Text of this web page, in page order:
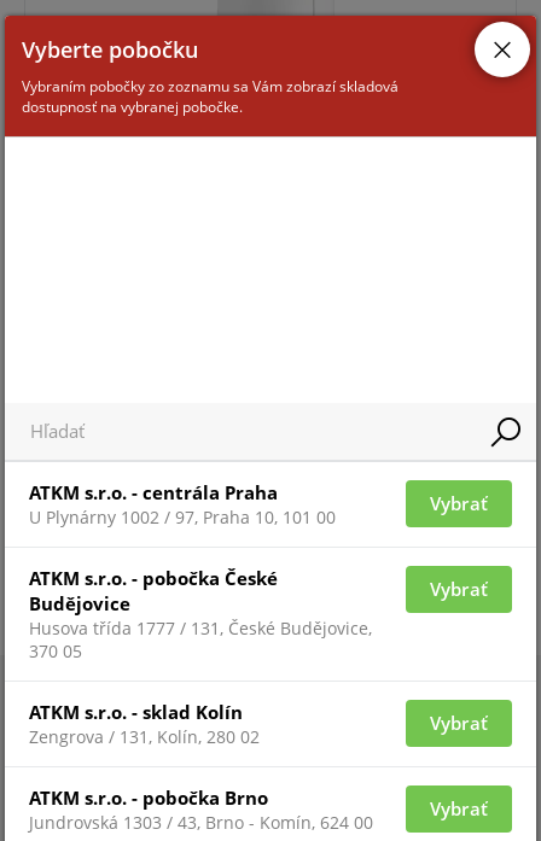
Vyberte pobočku
Vybraním pobočky zo zoznamu sa Vám zobrazí skladová
dostupnosť na vybranej pobočke.
ATKM s.r.o. - centrála Praha
U Plynárny 1002 / 97, Praha 10, 101 00
Vybrať
ATKM s.r.o. - pobočka České
Budějovice
Husova třída 1777 / 131, České Budějovice,
370 05
Vybrať
ATKM s.r.o. - sklad Kolín
Zengrova / 131, Kolín, 280 02
Vybrať
ATKM s.r.o. - pobočka Brno
Jundrovská 1303 / 43, Brno - Komín, 624 00
Vybrať